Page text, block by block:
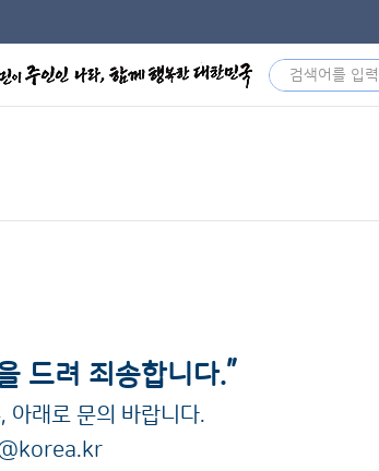
드려 죄송합니다.”
아래로 문의 바랍니다.